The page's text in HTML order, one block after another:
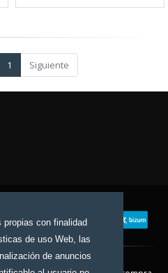
con finalidad
de uso Web, las
de anuncios
1 Siguiente